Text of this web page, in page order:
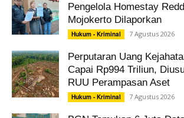
Pengelola Homestay
Mojokerto Dilaporkan
Hukum - Kriminal 7 Agustus 2026
Perputaran Uang
Capai Rp994 Triliun,
RUU Perampasan Aset
Hukum - Kriminal 7 Agustus 2026